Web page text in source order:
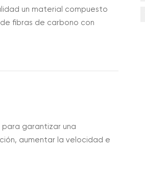
un material compuesto
fibras de carbono con
garantizar una
aumentar la velocidad e